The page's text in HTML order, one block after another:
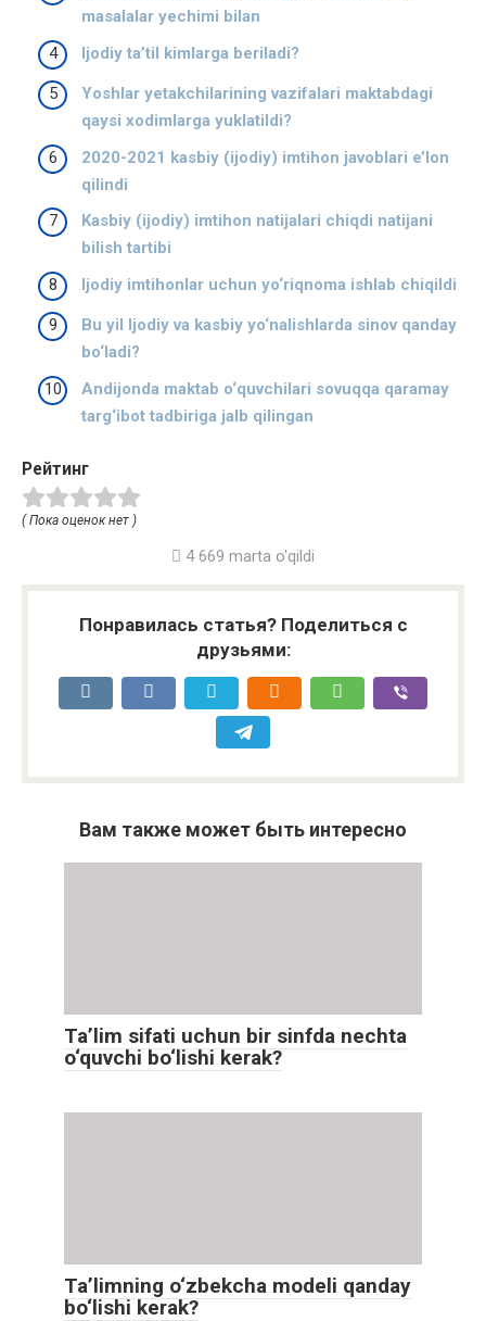
masalalar yechimi bilan
Ijodiy ta’til kimlarga beriladi?
Yoshlar yetakchilarining vazifalari maktabdagi
qaysi xodimlarga yuklatildi?
2020-2021 kasbiy (ijodiy) imtihon javoblari e’lon
qilindi
Kasbiy (ijodiy) imtihon natijalari chiqdi natijani
bilish tartibi
Ijodiy imtihonlar uchun yo‘riqnoma ishlab chiqildi
Bu yil Ijodiy va kasbiy yo‘nalishlarda sinov qanday
bo‘ladi?
Andijonda maktab o‘quvchilari sovuqqa qaramay
targ‘ibot tadbiriga jalb qilingan
Рейтинг
( Пока оценок нет )
4 669 marta o'qildi
Понравилась статья? Поделиться с
друзьями:
Вам также может быть интересно
Ta’lim sifati uchun bir sinfda nechta
o‘quvchi bo‘lishi kerak?
Ta’limning o‘zbekcha modeli qanday
bo‘lishi kerak?